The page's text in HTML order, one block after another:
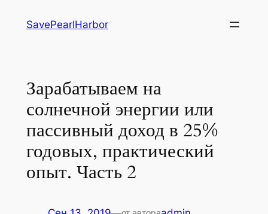
SavePearlHarbor
Зарабатываем на
солнечной энергии или
пассивный доход в 25%
годовых, практический
опыт. Часть 2